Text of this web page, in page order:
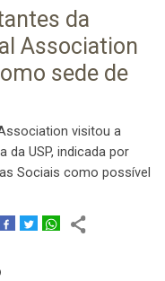
da
Association
sede de
visitou a
da USP, indicada por
Sociais como possível